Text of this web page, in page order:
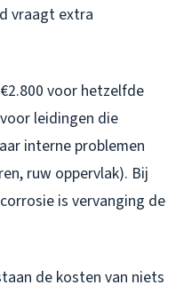
vraagt extra
voor hetzelfde
leidingen die
interne problemen
ruw oppervlak). Bij
is vervanging de
de kosten van niets